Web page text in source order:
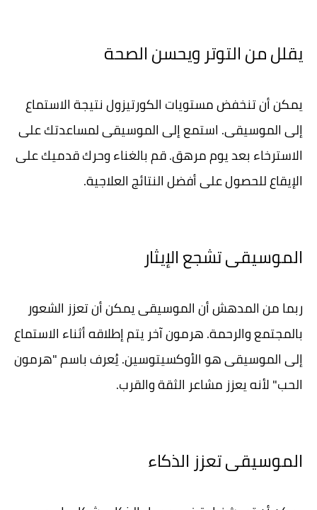
يقلل من التوتر ويحسن الصحة
يمكن أن تنخفض مستويات الكورتيزول نتيجة الاستماع
إلى الموسيقى. استمع إلى الموسيقى لمساعدتك على
الاسترخاء بعد يوم مرهق. قم بالغناء وحرك قدميك على
الإيقاع للحصول على أفضل النتائج العلاجية.
الموسيقى تشجع الإيثار
ربما من المدهش أن الموسيقى يمكن أن تعزز الشعور
بالمجتمع والرحمة. هرمون آخر يتم إطلاقه أثناء الاستماع
إلى الموسيقى هو الأوكسيتوسين. يُعرف باسم "هرمون
الحب" لأنه يعزز مشاعر الثقة والقرب.
الموسيقى تعزز الذكاء